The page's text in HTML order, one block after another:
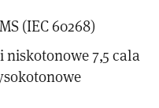
(IEC 60268)
7,5 cala